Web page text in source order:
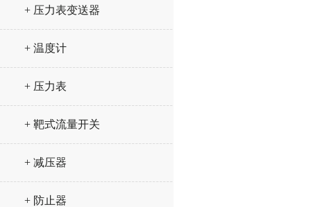
+ 压力表变送器
+ 温度计
+ 压力表
+ 靶式流量开关
+ 减压器
+ 防止器